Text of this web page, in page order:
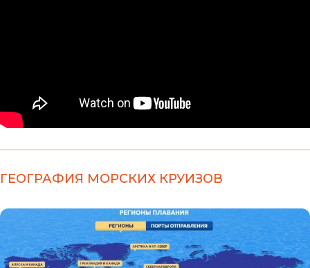
ГЕОГРАФИЯ МОРСКИХ КРУИЗОВ